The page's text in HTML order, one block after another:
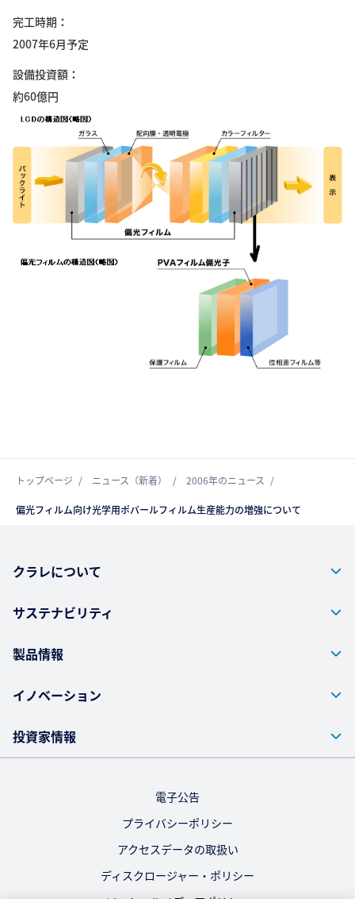
完工時期
2007年6月予定
設備投資額
約60億円
トップページ ニュース（新着） 2006年のニュース
偏光フィルム向け光学用ポバールフィルム生産能力の増強について
クラレについて
サステナビリティ
製品情報
イノベーション
投資家情報
電子公告
プライバシーポリシー
アクセスデータの取扱い
ディスクロージャー・ポリシー